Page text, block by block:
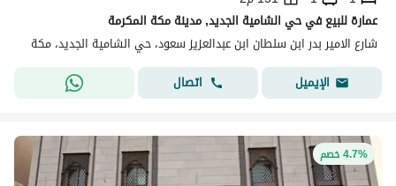
عمارة للبيع في حي الشامية الجديد, مدينة مكة المكرمة
شارع الامير بدر ابن سلطان ابن عبدالعزيز سعود، حي الشامية الجديد، مكة
الإيميل
اتصال
4.7% خصم